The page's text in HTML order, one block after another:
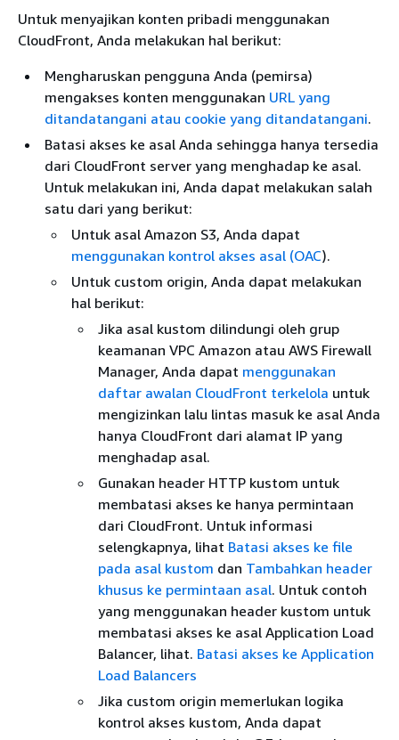
Untuk menyajikan konten pribadi menggunakan
CloudFront, Anda melakukan hal berikut:
Mengharuskan pengguna Anda (pemirsa)
mengakses konten menggunakan URL yang
ditandatangani atau cookie yang ditandatangani.
Batasi akses ke asal Anda sehingga hanya tersedia
dari CloudFront server yang menghadap ke asal.
Untuk melakukan ini, Anda dapat melakukan salah
satu dari yang berikut:
Untuk asal Amazon S3, Anda dapat
menggunakan kontrol akses asal (OAC).
Untuk custom origin, Anda dapat melakukan
hal berikut:
Jika asal kustom dilindungi oleh grup
keamanan VPC Amazon atau AWS Firewall
Manager, Anda dapat menggunakan
daftar awalan CloudFront terkelola untuk
mengizinkan lalu lintas masuk ke asal Anda
hanya CloudFront dari alamat IP yang
menghadap asal.
Gunakan header HTTP kustom untuk
membatasi akses ke hanya permintaan
dari CloudFront. Untuk informasi
selengkapnya, lihat Batasi akses ke file
pada asal kustom dan Tambahkan header
khusus ke permintaan asal. Untuk contoh
yang menggunakan header kustom untuk
membatasi akses ke asal Application Load
Balancer, lihat. Batasi akses ke Application
Load Balancers
Jika custom origin memerlukan logika
kontrol akses kustom, Anda dapat